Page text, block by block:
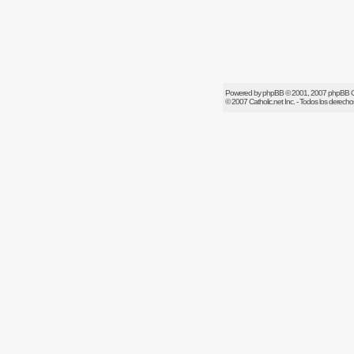
Powered byphpBB© 2001, 2007 phpBB
© 2007Catholic.netInc. - Todos los